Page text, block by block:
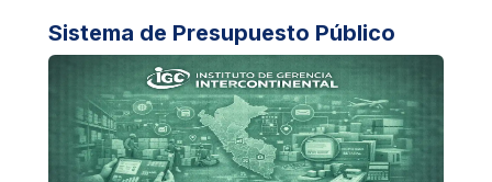
Sistema de Presupuesto Público